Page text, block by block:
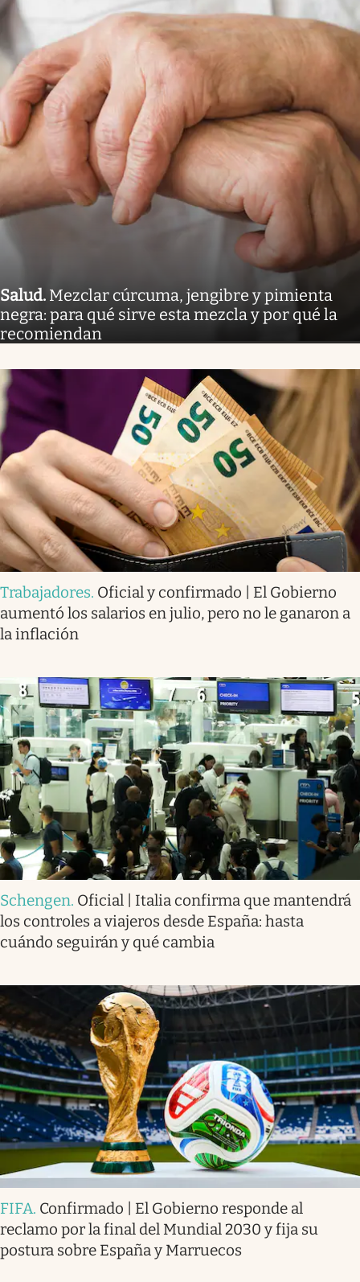
Salud. Mezclar cúrcuma, jengibre y pimienta
negra: para qué sirve esta mezcla y por qué la
recomiendan
Trabajadores. Oficial y confirmado | El Gobierno
aumentó los salarios en julio, pero no le ganaron a
la inflación
Schengen. Oficial | Italia confirma que mantendrá
los controles a viajeros desde España: hasta
cuándo seguirán y qué cambia
FIFA. Confirmado | El Gobierno responde al
reclamo por la final del Mundial 2030 y fija su
postura sobre España y Marruecos